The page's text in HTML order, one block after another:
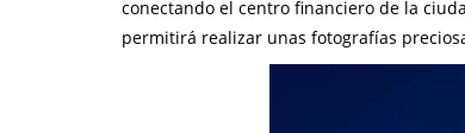
conectando el centro financiero de la
permitirá realizar unas fotografías